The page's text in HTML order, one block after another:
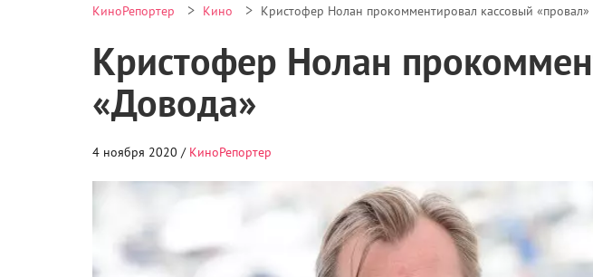
КиноРепортер > Кино > Кристофер Нолан прокомментировал кассовый
Кристофер Нолан
«Довода»
4 ноября 2020 / КиноРепортер